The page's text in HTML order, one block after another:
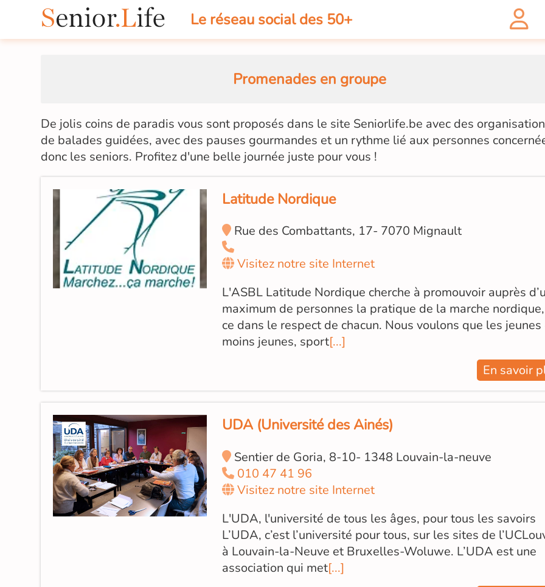
Le réseau social des 50+
Promenades en groupe
De jolis coins de paradis vous sont proposés dans le site Seniorlife.be avec des
de balades guidées, avec des pauses gourmandes et un rythme lié aux personnes
donc les seniors. Profitez d'une belle journée juste pour vous !
Latitude Nordique
Rue des Combattants, 17- 7070 Mignault
Visitez notre site Internet
L'ASBL Latitude Nordique cherche à promouvoir auprès
maximum de personnes la pratique de la marche
ce dans le respect de chacun. Nous voulons que les
moins jeunes, sport[...]
En savoir
UDA (Université des Ainés)
Sentier de Goria, 8-10- 1348 Louvain-la-neuve
010 47 41 96
Visitez notre site Internet
L'UDA, l'université de tous les âges, pour tous les savoirs
L’UDA, c’est l’université pour tous, sur les sites de
à Louvain-la-Neuve et Bruxelles-Woluwe. L’UDA est une
association qui met[...]